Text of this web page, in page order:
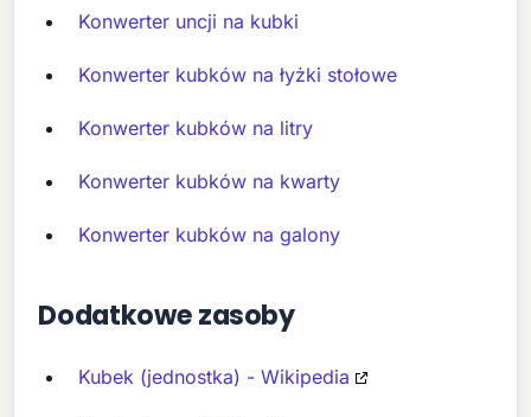
Konwerter uncji na kubki
Konwerter kubków na łyżki stołowe
Konwerter kubków na litry
Konwerter kubków na kwarty
Konwerter kubków na galony
Dodatkowe zasoby
Kubek (jednostka) - Wikipedia